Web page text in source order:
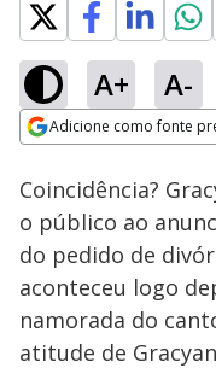
A+ A-
Adicione como fonte
Ativar
Coincidência?
o público ao
do pedido de
aconteceu logo
namorada do
atitude de